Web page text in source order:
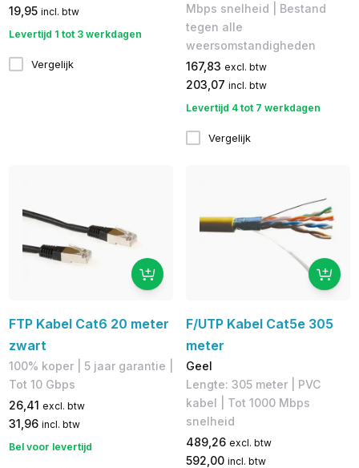
19,95 incl. btw
Levertijd 1 tot 3 werkdagen
Vergelijk
Mbps snelheid | Bestand
tegen alle
weersomstandigheden
167,83 excl. btw
203,07 incl. btw
Levertijd 4 tot 7 werkdagen
Vergelijk
FTP Kabel Cat6 20 meter
zwart
100% koper​ | 5 jaar garantie |
Tot 10 Gbps
26,41 excl. btw
31,96 incl. btw
Bel voor levertijd
F/UTP Kabel Cat5e 305
meter
Geel
Lengte: 305 meter | PVC
kabel | Tot 1000 Mbps
snelheid
489,26 excl. btw
592,00 incl. btw